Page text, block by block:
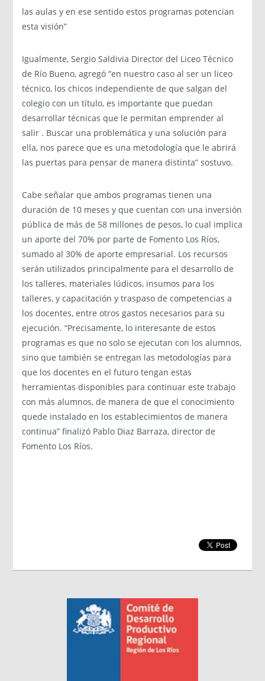
las aulas y en ese sentido estos programas potencian
esta visión”
Igualmente, Sergio Saldivia Director del Liceo Técnico
de Río Bueno, agregó “en nuestro caso al ser un liceo
técnico, los chicos independiente de que salgan del
colegio con un título, es importante que puedan
desarrollar técnicas que le permitan emprender al
salir . Buscar una problemática y una solución para
ella, nos parece que es una metodología que le abrirá
las puertas para pensar de manera distinta” sostuvo.
Cabe señalar que ambos programas tienen una
duración de 10 meses y que cuentan con una inversión
pública de más de 58 millones de pesos, lo cual implica
un aporte del 70% por parte de Fomento Los Ríos,
sumado al 30% de aporte empresarial. Los recursos
serán utilizados principalmente para el desarrollo de
los talleres, materiales lúdicos, insumos para los
talleres, y capacitación y traspaso de competencias a
los docentes, entre otros gastos necesarios para su
ejecución. “Precisamente, lo interesante de estos
programas es que no solo se ejecutan con los alumnos,
sino que también se entregan las metodologías para
que los docentes en el futuro tengan estas
herramientas disponibles para continuar este trabajo
con más alumnos, de manera de que el conocimiento
quede instalado en los establecimientos de manera
continua” finalizó Pablo Diaz Barraza, director de
Fomento Los Ríos.